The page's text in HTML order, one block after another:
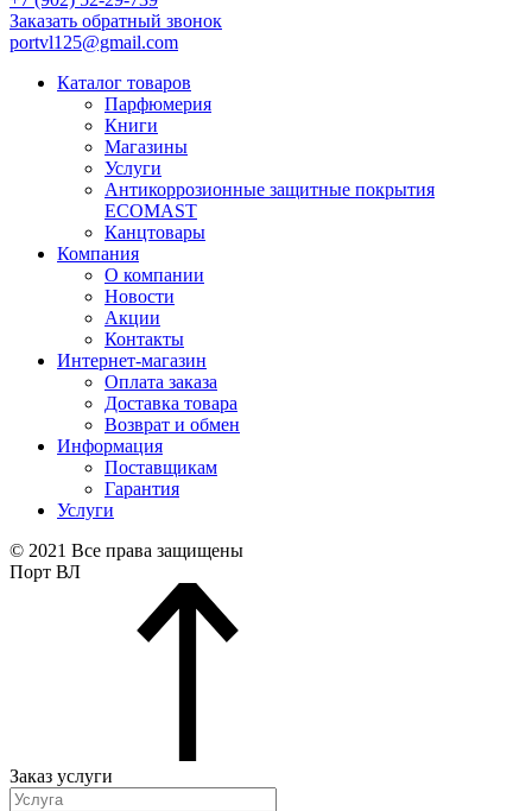
Заказать обратный звонок
portvl125@gmail.com
Каталог товаров
Парфюмерия
Книги
Магазины
Услуги
Антикоррозионные защитные покрытия
ECOMAST
Канцтовары
Компания
О компании
Новости
Акции
Контакты
Интернет-магазин
Оплата заказа
Доставка товара
Возврат и обмен
Информация
Поставщикам
Гарантия
Услуги
© 2021 Все права защищены
Порт ВЛ
Заказ услуги